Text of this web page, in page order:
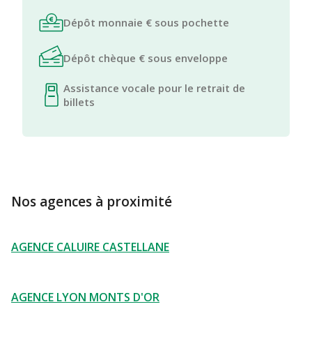
Dépôt monnaie € sous pochette
Dépôt chèque € sous enveloppe
Assistance vocale pour le retrait de
billets
Nos agences à proximité
AGENCE CALUIRE CASTELLANE
AGENCE LYON MONTS D'OR